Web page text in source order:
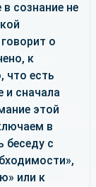
сознание не
о
к
что есть
и сначала
этой
в
беседу с
или к